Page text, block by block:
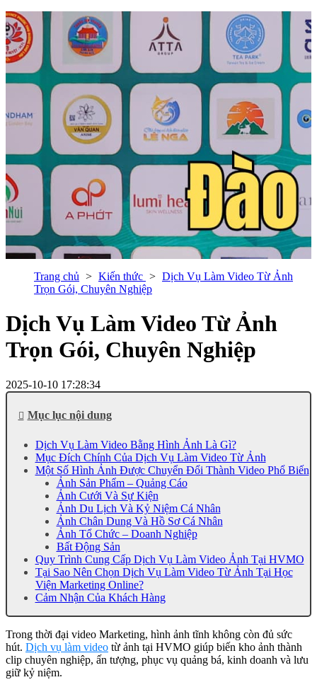
Trang chủ Kiến thức
Dịch Vụ Làm Video Từ Ảnh
Trọn Gói, Chuyên Nghiệp
Dịch Vụ Làm Video Từ Ảnh
Trọn Gói, Chuyên Nghiệp
2025-10-10 17:28:34
Mục lục nội dung
Dịch Vụ Làm Video Bằng Hình Ảnh Là Gì?
Mục Đích Chính Của Dịch Vụ Làm Video Từ Ảnh
Một Số Hình Ảnh Được Chuyển Đổi Thành Video Phổ Biến
Ảnh Sản Phẩm – Quảng Cáo
Ảnh Cưới Và Sự Kiện
Ảnh Du Lịch Và Kỷ Niệm Cá Nhân
Ảnh Chân Dung Và Hồ Sơ Cá Nhân
Ảnh Tổ Chức – Doanh Nghiệp
Bất Động Sản
Quy Trình Cung Cấp Dịch Vụ Làm Video Ảnh Tại HVMO
Tại Sao Nên Chọn Dịch Vụ Làm Video Từ Ảnh Tại Học
Viện Marketing Online?
Cảm Nhận Của Khách Hàng
Trong thời đại video Marketing, hình ảnh tĩnh không còn đủ sức
hút. Dịch vụ làm video từ ảnh tại HVMO giúp biến kho ảnh thành
clip chuyên nghiệp, ấn tượng, phục vụ quảng bá, kinh doanh và lưu
giữ kỷ niệm.